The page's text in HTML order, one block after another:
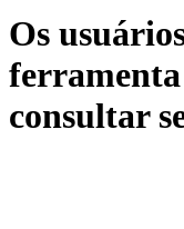
Os
consultar